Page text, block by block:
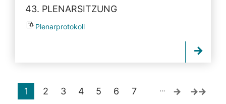
43. PLENARSITZUNG
Plenarprotokoll
1 2 3 4 5 6 7 …